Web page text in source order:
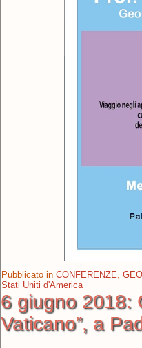
Pubblicato in CONFERENZE,
Stati Uniti d'America
6 giugno 2018:
Vaticano”, a